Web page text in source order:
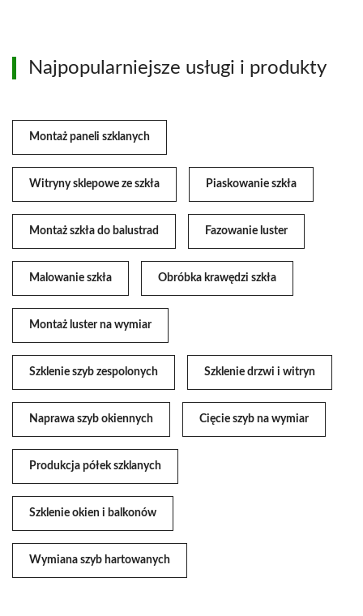
Najpopularniejsze usługi i produkty
Montaż paneli szklanych
Witryny sklepowe ze szkła Piaskowanie szkła
Montaż szkła do balustrad Fazowanie luster
Malowanie szkła Obróbka krawędzi szkła
Montaż luster na wymiar
Szklenie szyb zespolonych Szklenie drzwi i witryn
Naprawa szyb okiennych Cięcie szyb na wymiar
Produkcja półek szklanych
Szklenie okien i balkonów
Wymiana szyb hartowanych